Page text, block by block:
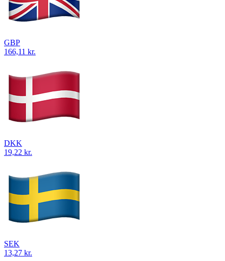
GBP
166,11 kr.
DKK
19,22 kr.
SEK
13,27 kr.